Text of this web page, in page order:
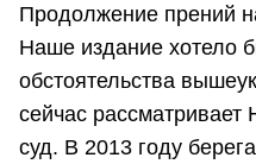
Продолжение прений
Наше издание хотело
обстоятельства
сейчас
суд. В 2013 году